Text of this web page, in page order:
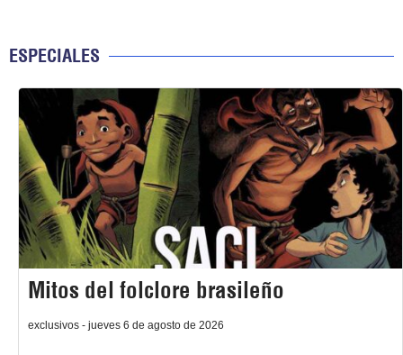
ESPECIALES
Mitos del folclore brasileño
exclusivos - jueves 6 de agosto de 2026